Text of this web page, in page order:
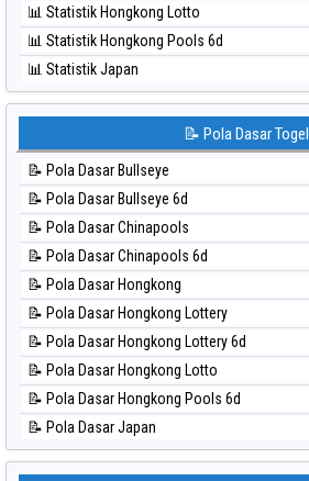
⚽ Bola Hitam Sydney Lottery
⚽ Bola Hitam Sydney Lottery 6d
⚽ Bola Hitam Sydney Lotto
⚽ Bola Hitam Taiwan
📊 Statistik Hongkong Lotto
📊 Statistik Hongkong Pools 6d
📊 Statistik Japan
📊 Statistik Japan 6d
📊 Statistik Kuda Lari
📊 Statistik Magnum Cambodia
📊 Statistik Nagoya
📊 Statistik New York Midday
📊 Statistik North Carolina Day
📊 Statistik Pcso
📊 Statistik Pennsylvania Day
📊 Statistik Sao Paulo
📊 Statistik Singapore
📊 Statistik Sydney
📊 Statistik Sydney Lottery
📝 Pola Dasar Togel
📝 Pola Dasar Bullseye
📝 Pola Dasar Bullseye 6d
📝 Pola Dasar Chinapools
📝 Pola Dasar Chinapools 6d
📝 Pola Dasar Hongkong
📝 Pola Dasar Hongkong Lottery
📝 Pola Dasar Hongkong Lottery 6d
📝 Pola Dasar Hongkong Lotto
📝 Pola Dasar Hongkong Pools 6d
📝 Pola Dasar Japan
📝 Pola Dasar Japan 6d